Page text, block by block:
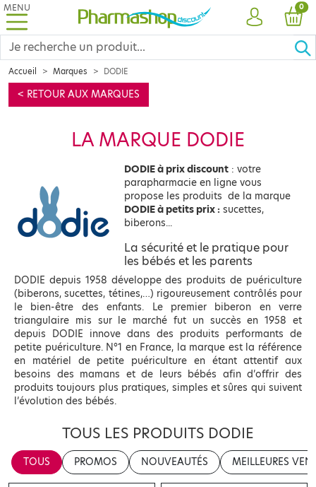
MENU
COMPTE
0
Accueil Marques DODIE
< RETOUR AUX MARQUES
LA MARQUE DODIE
DODIE à prix discount : votre
parapharmacie en ligne vous
propose les produits de la marque
DODIE à petits prix : sucettes,
biberons...
La sécurité et le pratique pour
les bébés et les parents
DODIE depuis 1958 développe des produits de puériculture
(biberons, sucettes, tétines,…) rigoureusement contrôlés pour
le bien-être des enfants. Le premier biberon en verre
triangulaire mis sur le marché fut un succès en 1958 et
depuis DODIE innove dans des produits performants de
petite puériculture. N°1 en France, la marque est la référence
en matériel de petite puériculture en étant attentif aux
besoins des mamans et de leurs bébés afin d’offrir des
produits toujours plus pratiques, simples et sûres qui suivent
l’évolution des bébés.
TOUS LES PRODUITS DODIE
TOUS PROMOS NOUVEAUTÉS MEILLEURES